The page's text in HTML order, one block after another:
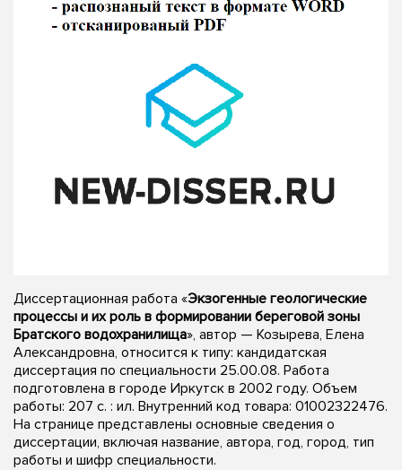
Диссертационная работа «Экзогенные геологические
процессы и их роль в формировании береговой зоны
Братского водохранилища», автор — Козырева, Елена
Александровна, относится к типу: кандидатская
диссертация по специальности 25.00.08. Работа
подготовлена в городе Иркутск в 2002 году. Объем
работы: 207 с. : ил. Внутренний код товара: 01002322476.
На странице представлены основные сведения о
диссертации, включая название, автора, год, город, тип
работы и шифр специальности.